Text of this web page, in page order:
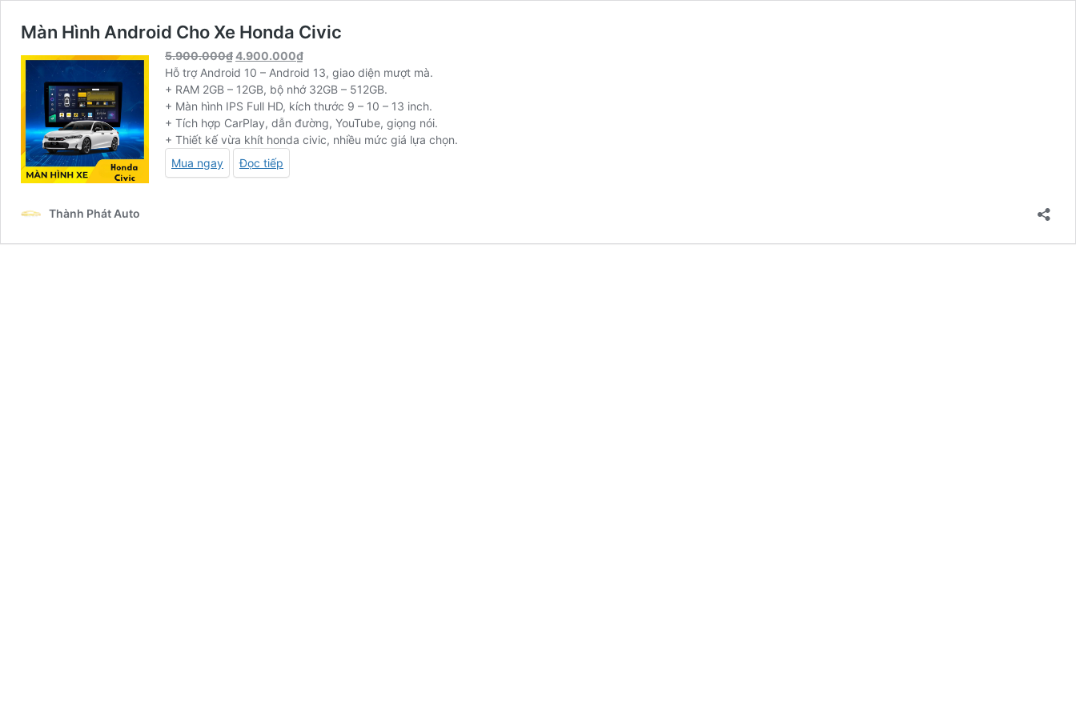
Màn Hình Android Cho Xe Honda Civic
5.900.000₫4.900.000₫
Hỗ trợ Android 10 – Android 13, giao diện mượt mà.
+ RAM 2GB – 12GB, bộ nhớ 32GB – 512GB.
+ Màn hình IPS Full HD, kích thước 9 – 10 – 13 inch.
+ Tích hợp CarPlay, dẫn đường, YouTube, giọng nói.
+ Thiết kế vừa khít honda civic, nhiều mức giá lựa chọn.
Mua ngay
Đọc tiếp
Thành Phát Auto